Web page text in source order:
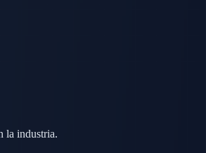
la industria.